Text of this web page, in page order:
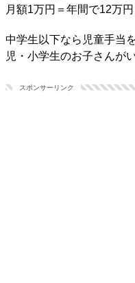
月額1万円＝年間で12万円
中学生以下なら児童手当
児・小学生のお子さんが
スポンサーリンク